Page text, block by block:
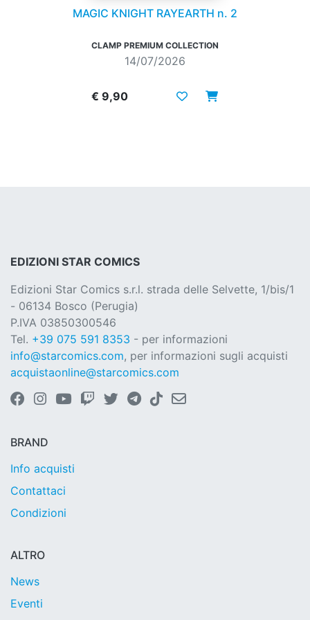
MAGIC KNIGHT RAYEARTH n. 2
CLAMP PREMIUM COLLECTION
14/07/2026
€ 9,90
EDIZIONI STAR COMICS
Edizioni Star Comics s.r.l. strada delle Selvette, 1/bis/1
- 06134 Bosco (Perugia)
P.IVA 03850300546
Tel. +39 075 591 8353 - per informazioni
info@starcomics.com, per informazioni sugli acquisti
acquistaonline@starcomics.com
BRAND
Info acquisti
Contattaci
Condizioni
ALTRO
News
Eventi